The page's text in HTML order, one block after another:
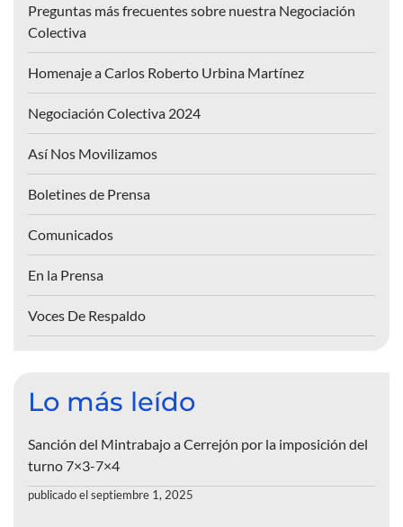
Preguntas más frecuentes sobre nuestra Negociación
Colectiva
Homenaje a Carlos Roberto Urbina Martínez
Negociación Colectiva 2024
Así Nos Movilizamos
Boletines de Prensa
Comunicados
En la Prensa
Voces De Respaldo
Lo más leído
Sanción del Mintrabajo a Cerrejón por la imposición del
turno 7×3-7×4
publicado el septiembre 1, 2025